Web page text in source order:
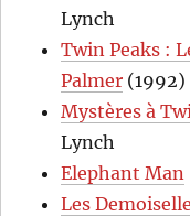
Lynch
Twin Peaks :
Palmer (1992)
Mystères à
Lynch
Elephant Man
Les